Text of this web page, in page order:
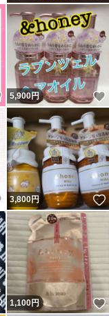
いいね！
5,900円
いいね！
3,800円
いいね！
1,100円